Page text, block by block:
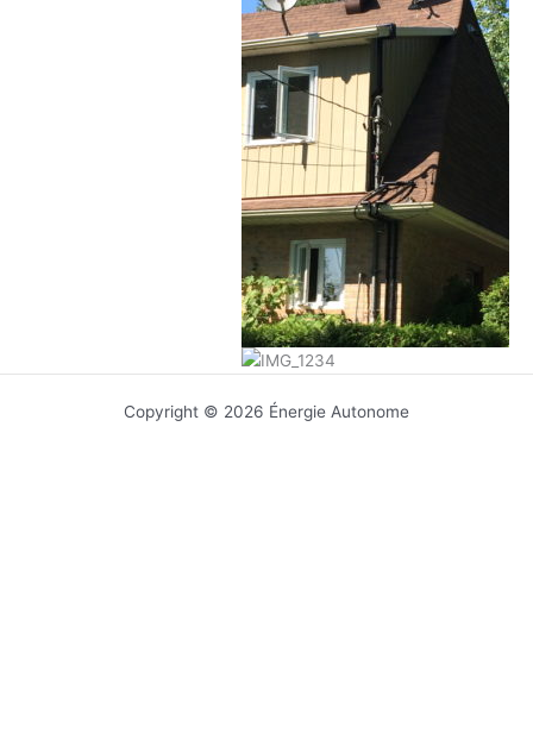
Copyright © 2026 Énergie Autonome